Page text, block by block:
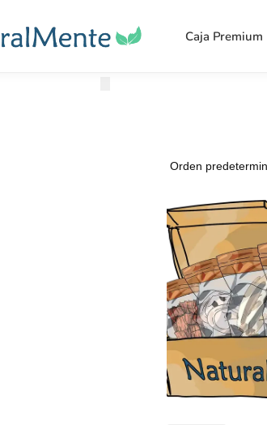
Caja Premium